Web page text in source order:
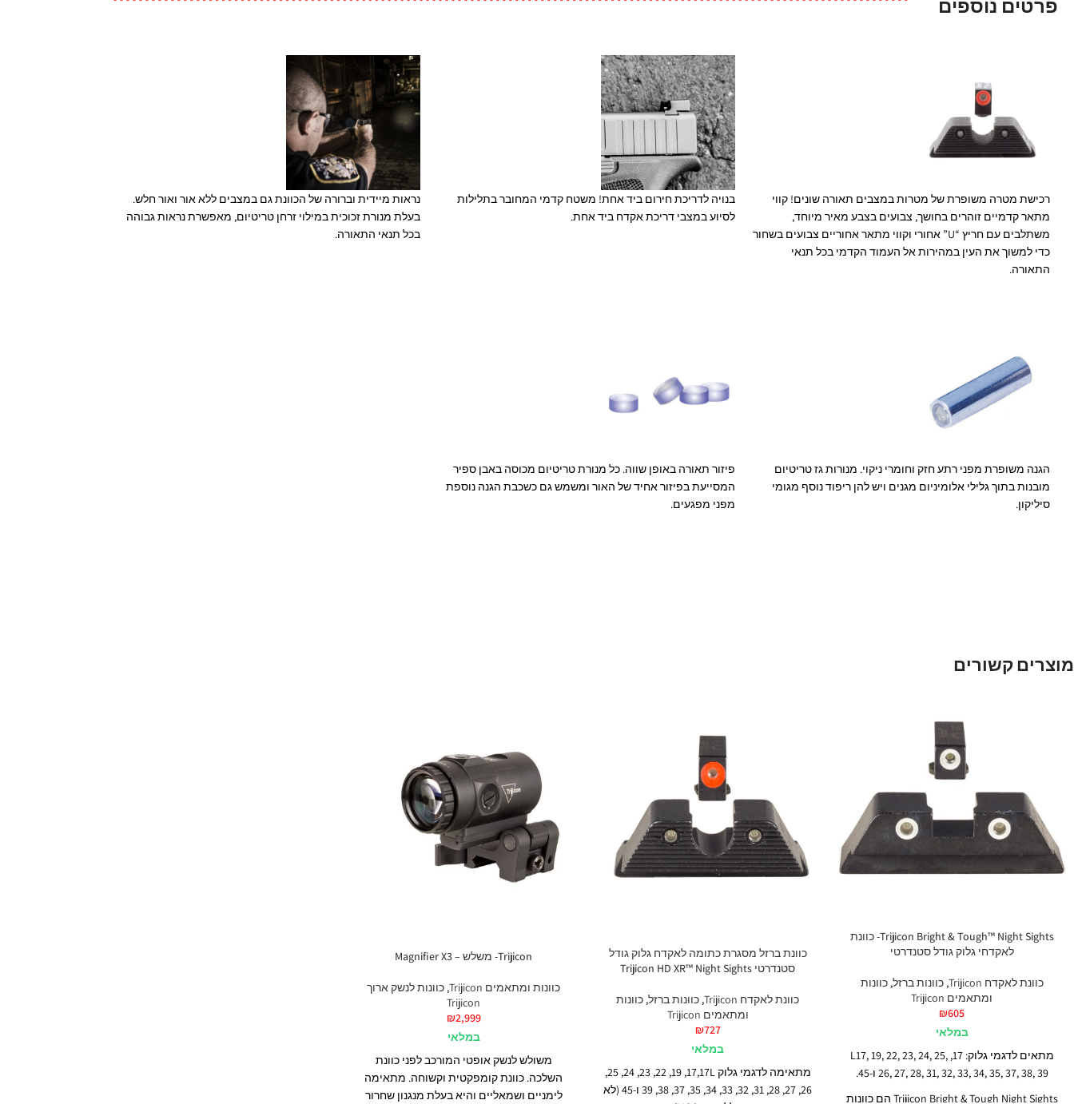
פרטים נוספים
רכישת מטרה משופרת של מטרות במצבים תאורה שונים! קווי
מתאר קדמיים זוהרים בחושך, צבועים בצבע מאיר מיוחד,
משתלבים עם חריץ “U” אחורי וקווי מתאר אחוריים צבועים בשחור
כדי למשוך את העין במהירות אל העמוד הקדמי בכל תנאי
התאורה.
בנויה לדריכת חירום ביד אחת! משטח קדמי המחובר בתלילות
לסיוע במצבי דריכת אקדח ביד אחת.
נראות מיידית וברורה של הכוונת גם במצבים ללא אור ואור חלש.
בעלת מנורת זכוכית במילוי זרחן טריטיום, מאפשרת נראות גבוהה
בכל תנאי התאורה.
הגנה משופרת מפני רתע חזק וחומרי ניקוי. מנורות גז טריטיום
מובנות בתוך גלילי אלומיניום מגנים ויש להן ריפוד נוסף מגומי
סיליקון.
פיזור תאורה באופן שווה. כל מנורת טריטיום מכוסה באבן ספיר
המסייעת בפיזור אחיד של האור ומשמש גם כשכבת הגנה נוספת
מפני מפגעים.
מוצרים קשורים
Trijicon Bright & Tough™ Night Sights- כוונת
לאקדחי גלוק גודל סטנדרטי
כוונת לאקדח Trijicon ,כוונות ברזל,כוונות
ומתאמים Trijicon
₪605
במלאי
מתאים לדגמי גלוק: 17, L17, 19, 22, 23, 24, 25,
26, 27, 28, 31, 32, 33, 34, 35, 37, 38, 39 ו-45.
Trijicon Bright & Tough Night Sights הם כוונות
כוונת ברזל מסגרת כתומה לאקדח גלוק גודל
סטנדרטי Trijicon HD XR™ Night Sights
כוונת לאקדח Trijicon , כוונות ברזל, כוונות
ומתאמים Trijicon
₪727
במלאי
מתאימה לדגמי גלוק17,17L
, 19, 22, 23, 24, 25,
26, 27, 28, 31, 32, 33, 34, 35, 37, 38, 39
ו-45
(לא
Trijicon- משלש – Magnifier X3
כוונות ומתאמים Trijicon , כוונות לנשק ארוך
Trijicon
₪2,999
במלאי
משולש לנשק אופטי המורכב לפני כוונת
השלכה. כוונת קומפקטית וקשוחה. מתאימה
לימניים ושמאליים והיא בעלת מנגנון שחרור